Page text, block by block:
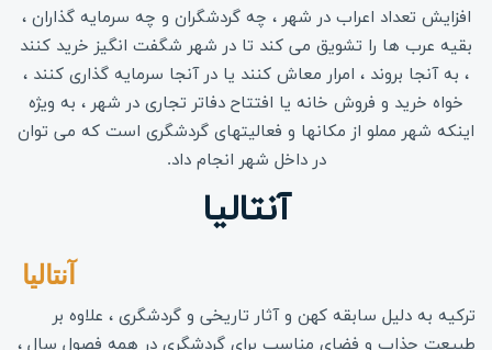
افزایش تعداد اعراب در شهر ، چه گردشگران و چه سرمایه گذاران ،
بقیه عرب ها را تشویق می کند تا در شهر شگفت انگیز خرید کنند
، به آنجا بروند ، امرار معاش کنند یا در آنجا سرمایه گذاری کنند ،
خواه خرید و فروش خانه یا افتتاح دفاتر تجاری در شهر ، به ویژه
اینکه شهر مملو از مکانها و فعالیتهای گردشگری است که می توان
در داخل شهر انجام داد.
آنتالیا
آنتالیا
ترکیه به دلیل سابقه کهن و آثار تاریخی و گردشگری ، علاوه بر
طبیعت جذاب و فضای مناسب برای گردشگری در همه فصول سال ،